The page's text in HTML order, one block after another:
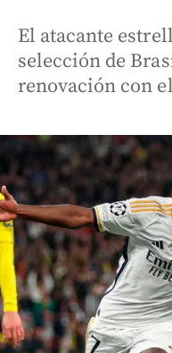
El atacante
selección de
renovación con